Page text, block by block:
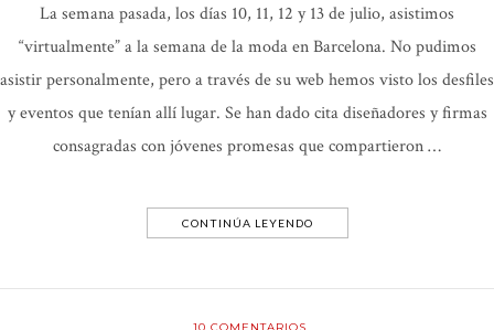
La semana pasada, los días 10, 11, 12 y 13 de julio, asistimos
“virtualmente” a la semana de la moda en Barcelona. No pudimos
asistir personalmente, pero a través de su web hemos visto los desfiles
y eventos que tenían allí lugar. Se han dado cita diseñadores y firmas
consagradas con jóvenes promesas que compartieron …
CONTINÚA LEYENDO
10 COMENTARIOS